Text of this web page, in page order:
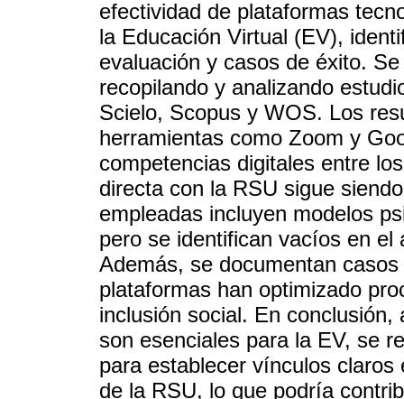
efectividad de plataformas
la Educación Virtual (EV),
evaluación y casos de éxito.
recopilando y analizando
Scielo, Scopus y WOS. Los
herramientas como Zoom y
competencias digitales entre
directa con la RSU sigue
empleadas incluyen modelos
pero se identifican vacíos en el
Además, se documentan
plataformas han optimizado
inclusión social. En
son esenciales para la EV, se
para establecer vínculos
de la RSU, lo que podría